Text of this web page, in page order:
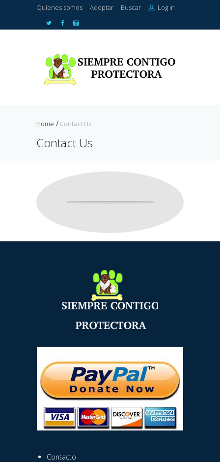
Quienes somos Adoptar Buscar Log in
Home Contact Us
Contact Us
info@yoursitename.com
Contacto